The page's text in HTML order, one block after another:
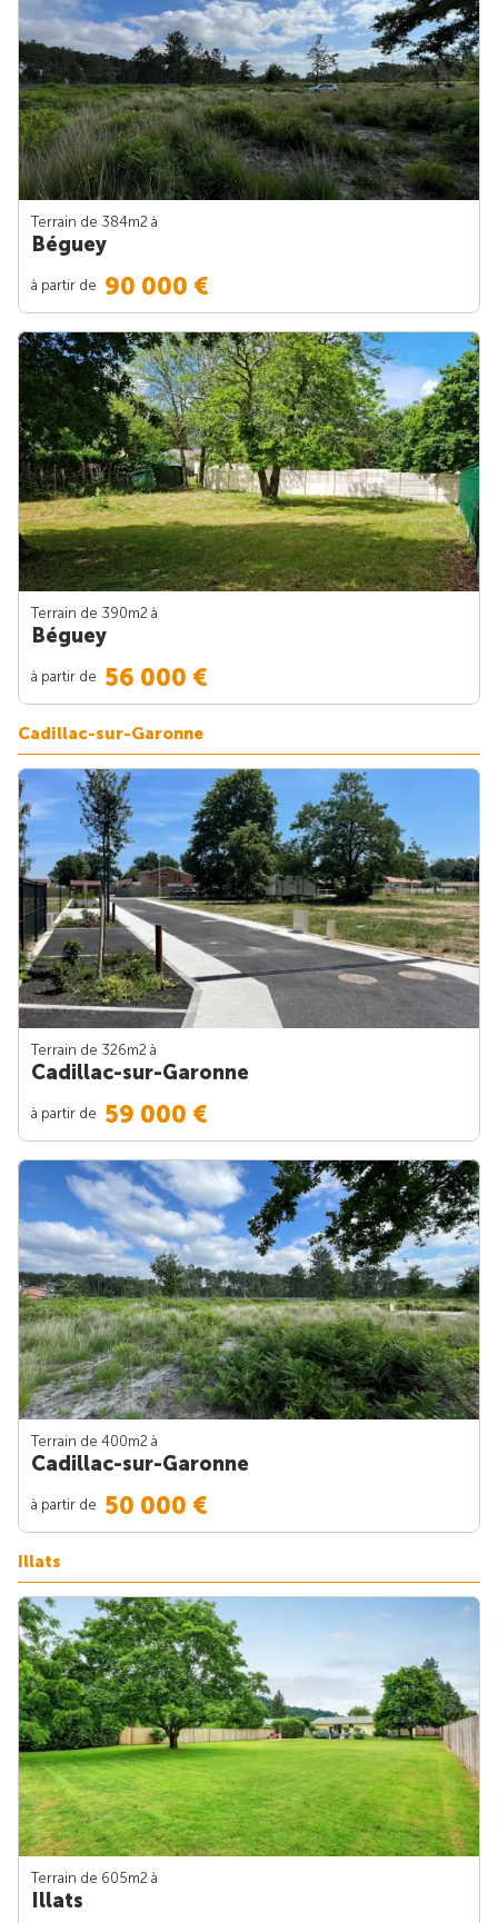
Terrain de 384m2 à
Béguey
à partir de 90 000 €
Terrain de 390m2 à
Béguey
à partir de 56 000 €
Cadillac-sur-Garonne
Terrain de 326m2 à
Cadillac-sur-Garonne
à partir de 59 000 €
Terrain de 400m2 à
Cadillac-sur-Garonne
à partir de 50 000 €
Illats
Terrain de 605m2 à
Illats